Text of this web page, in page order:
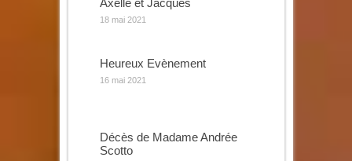
18 mai 2021
Heureux Evènement
16 mai 2021
Décès de Madame Andrée
Scotto